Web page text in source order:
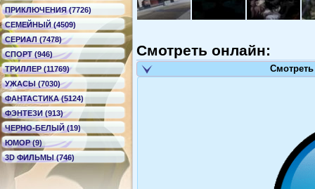
ПРИКЛЮЧЕНИЯ (7726)
СЕМЕЙНЫЙ (4509)
СЕРИАЛ (7478)
СПОРТ (946)
ТРИЛЛЕР (11769)
УЖАСЫ (7030)
ФАНТАСТИКА (5124)
ФЭНТЕЗИ (913)
ЧЕРНО-БЕЛЫЙ (19)
ЮМОР (9)
3D ФИЛЬМЫ (746)
Смотреть онлайн: